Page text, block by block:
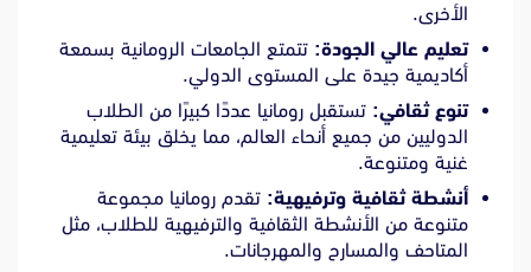
الأخرى.
تعليم عالي الجودة: تتمتع الجامعات الرومانية بسمعة
أكاديمية جيدة على المستوى الدولي.
تنوع ثقافي: تستقبل رومانيا عددًا كبيرًا من الطلاب
الدوليين من جميع أنحاء العالم، مما يخلق بيئة تعليمية
غنية ومتنوعة.
أنشطة ثقافية وترفيهية: تقدم رومانيا مجموعة
متنوعة من الأنشطة الثقافية والترفيهية للطلاب، مثل
المتاحف والمسارح والمهرجانات.